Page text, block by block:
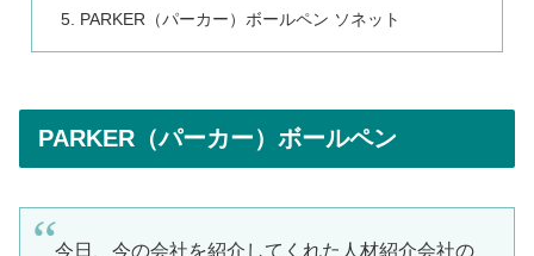
PARKER（パーカー）ボールペン ソネット
PARKER（パーカー）ボールペン
今日、今の会社を紹介してくれた人材紹介会社の